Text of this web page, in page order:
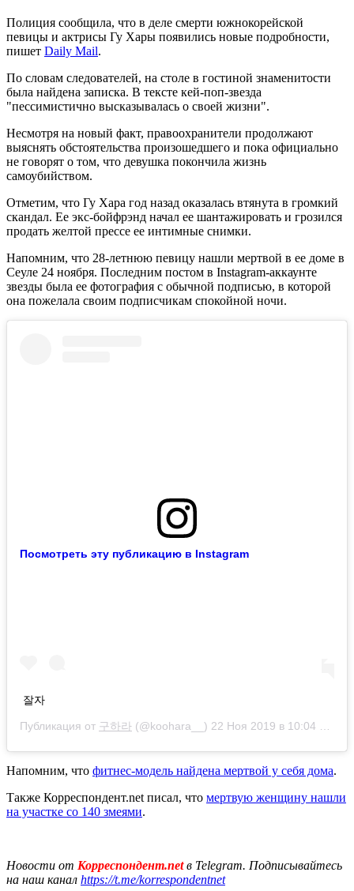
Полиция сообщила, что в деле смерти южнокорейской
певицы и актрисы Гу Хары появились новые подробности,
пишет Daily Mail.
По словам следователей, на столе в гостиной знаменитости
была найдена записка. В тексте кей-поп-звезда
"пессимистично высказывалась о своей жизни".
Несмотря на новый факт, правоохранители продолжают
выяснять обстоятельства произошедшего и пока официально
не говорят о том, что девушка покончила жизнь
самоубийством.
Отметим, что Гу Хара год назад оказалась втянута в громкий
скандал. Ее экс-бойфрэнд начал ее шантажировать и грозился
продать желтой прессе ее интимные снимки.
Напомним, что 28-летнюю певицу нашли мертвой в ее доме в
Сеуле 24 ноября. Последним постом в Instagram-аккаунте
звезды была ее фотография с обычной подписью, в которой
она пожелала своим подписчикам спокойной ночи.
Посмотреть эту публикацию в Instagram
잘자
Публикация от 구하라 (@koohara__) 22 Ноя 2019 в 10:04 PST
Напомним, что фитнес-модель найдена мертвой у себя дома.
Также Корреспондент.net писал, что мертвую женщину нашли
на участке со 140 змеями.
Новости от Корреспондент.netв Telegram. Подписывайтесь
на наш канал https://t.me/korrespondentnet